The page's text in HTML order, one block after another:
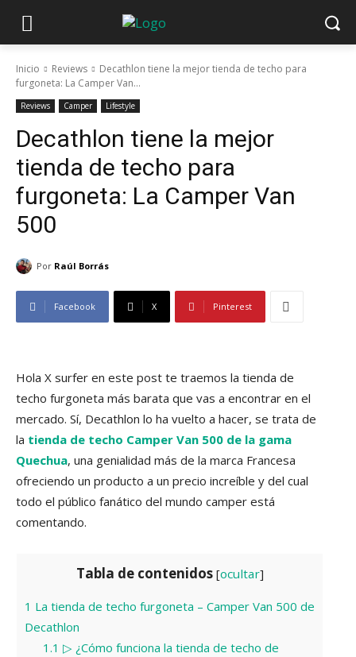
Inicio Reviews
Decathlon tiene la mejor tienda de techo para
furgoneta: La Camper Van...
Reviews Camper Lifestyle
Decathlon tiene la mejor
tienda de techo para
furgoneta: La Camper Van
500
Por Raúl Borrás
Facebook X Pinterest
Hola X surfer en este post te traemos la tienda de
techo furgoneta más barata que vas a encontrar en el
mercado. Sí, Decathlon lo ha vuelto a hacer, se trata de
la tienda de techo Camper Van 500 de la gama
Quechua, una genialidad más de la marca Francesa
ofreciendo un producto a un precio increíble y del cual
todo el público fanático del mundo camper está
comentando.
Tabla de contenidos [ocultar]
1 La tienda de techo furgoneta – Camper Van 500 de
Decathlon
1.1 ▷ ¿Cómo funciona la tienda de techo de